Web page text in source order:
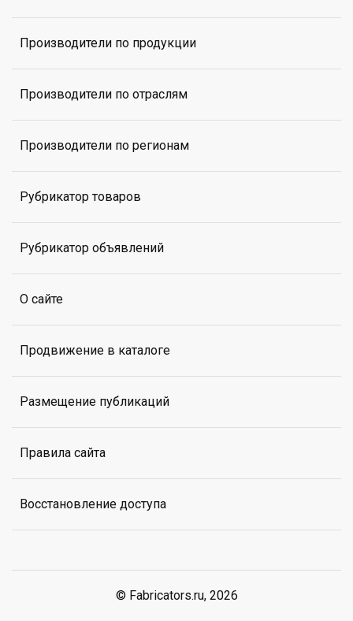
Производители по продукции
Производители по отраслям
Производители по регионам
Рубрикатор товаров
Рубрикатор объявлений
О сайте
Продвижение в каталоге
Размещение публикаций
Правила сайта
Восстановление доступа
© Fabricators.ru, 2026